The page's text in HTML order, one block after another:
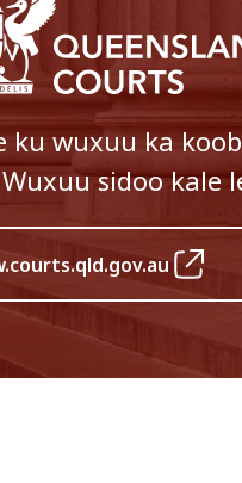
ku wuxuu ka
sidoo kale